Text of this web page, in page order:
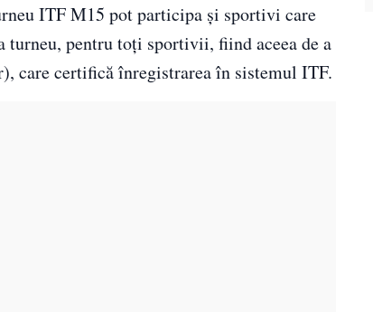
ITF M15 pot participa și sportivi care
pentru toți sportivii, fiind aceea de a
care certifică înregistrarea în sistemul ITF.